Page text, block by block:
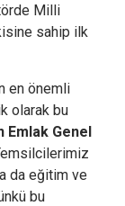
Milli
sahip ilk
en önemli
olarak bu
Emlak Genel
da eğitim ve
bu